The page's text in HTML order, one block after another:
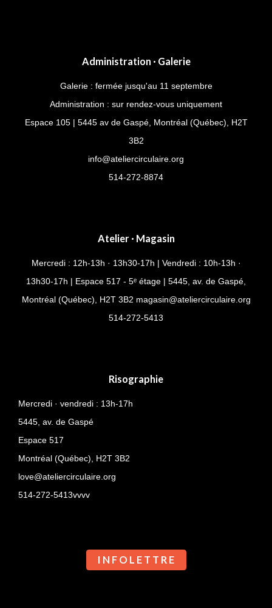
Administration · Galerie
Galerie : fermée jusqu'au 11 septembre
Administration : sur rendez-vous uniquement
Espace 105 | 5445 av de Gaspé, Montréal (Québec), H2T
3B2
info@ateliercirculaire.org
514-272-8874
Atelier · Magasin
Mercredi : 12h-13h · 13h30-17h | Vendredi : 10h-13h ·
13h30-17h | Espace 517 - 5ᵉ étage | 5445, av. de Gaspé,
Montréal (Québec), H2T 3B2 magasin@ateliercirculaire.org
514-272-5413
Risographie
Mercredi · vendredi : 13h-17h
5445, av. de Gaspé
Espace 517
Montréal (Québec), H2T 3B2
love@ateliercirculaire.org
514-272-5413vvvv
I N F O L E T T R E